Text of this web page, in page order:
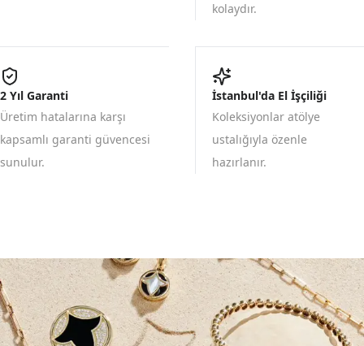
kolaydır.
2 Yıl Garanti
Üretim hatalarına karşı
kapsamlı garanti güvencesi
sunulur.
İstanbul'da El İşçiliği
Koleksiyonlar atölye
ustalığıyla özenle
hazırlanır.